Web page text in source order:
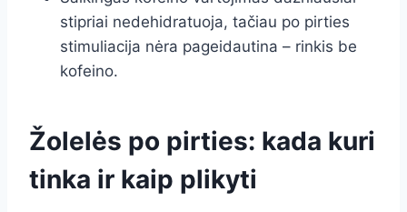
stipriai nedehidratuoja, tačiau po pirties
stimuliacija nėra pageidautina – rinkis be
kofeino.
Žolelės po pirties: kada kuri
tinka ir kaip plikyti